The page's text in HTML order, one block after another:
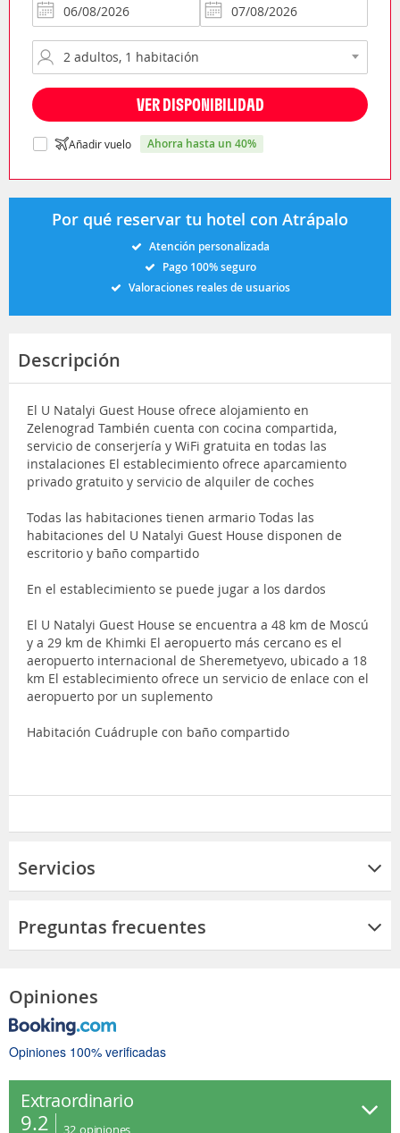
VER DISPONIBILIDAD
Añadir vuelo ahorra hasta un 40%
Por qué reservar tu hotel con Atrápalo
Atención personalizada
Pago 100% seguro
Valoraciones reales de usuarios
Descripción
El U Natalyi Guest House ofrece alojamiento en
Zelenograd También cuenta con cocina compartida,
servicio de conserjería y WiFi gratuita en todas las
instalaciones El establecimiento ofrece aparcamiento
privado gratuito y servicio de alquiler de coches
Todas las habitaciones tienen armario Todas las
habitaciones del U Natalyi Guest House disponen de
escritorio y baño compartido
En el establecimiento se puede jugar a los dardos
El U Natalyi Guest House se encuentra a 48 km de Moscú
y a 29 km de Khimki El aeropuerto más cercano es el
aeropuerto internacional de Sheremetyevo, ubicado a 18
km El establecimiento ofrece un servicio de enlace con el
aeropuerto por un suplemento
Habitación Cuádruple con baño compartido
Servicios
Preguntas frecuentes
Opiniones
Opiniones 100% verificadas
Extraordinario
9.2 32 opiniones